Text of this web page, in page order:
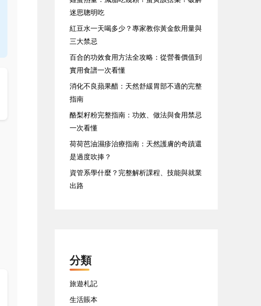
迷思聰明吃
紅豆水一天喝多少？專家教你黃金飲用量與
三大禁忌
百合的功效食用方法全攻略：從營養價值到
實用食譜一次看懂
消化不良蘋果醋：天然舒緩胃部不適的完整
指南
酪梨籽粉完整指南：功效、做法與食用禁忌
一次看懂
荷荷芭油濕疹治療指南：天然護膚的奇蹟還
是過度吹捧？
資管系學什麼？完整解析課程、技能與就業
出路
分類
旅遊札記
生活賬本